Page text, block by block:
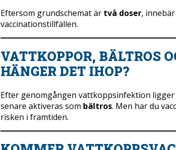
Eftersom grundschemat är två doser,
vaccinationstillfällen.
VATTKOPPOR, BÄLTROS
HÄNGER DET IHOP?
Efter genomgången vattkoppsinfektion
senare aktiveras som bältros. Men har du
risken i framtiden.